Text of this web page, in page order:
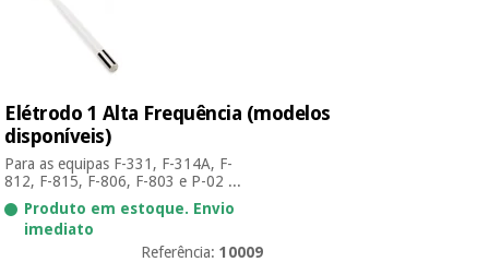
Elétrodo 1 Alta Frequência (modelos
disponíveis)
Para as equipas F-331, F-314A, F-
812, F-815, F-806, F-803 e P-02 ...
Produto em estoque. Envio
imediato
Referência:10009